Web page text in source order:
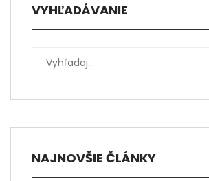
VYHĽADÁVANIE
NAJNOVŠIE ČLÁNKY